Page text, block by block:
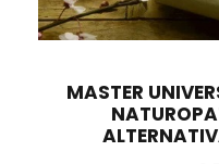
MASTER